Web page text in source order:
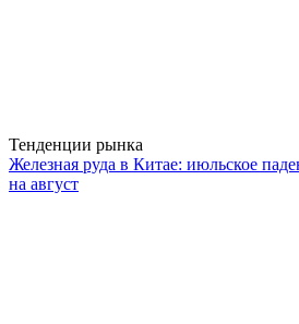
Тенденции рынка
Железная руда в Китае: июльское
на август